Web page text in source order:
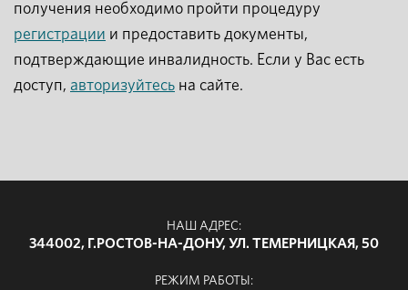
получения необходимо пройти процедуру
регистрации и предоставить документы,
подтверждающие инвалидность. Если у Вас есть
доступ, авторизуйтесь на сайте.
НАШ АДРЕС:
344002, Г.РОСТОВ-НА-ДОНУ, УЛ. ТЕМЕРНИЦКАЯ, 50
РЕЖИМ РАБОТЫ: